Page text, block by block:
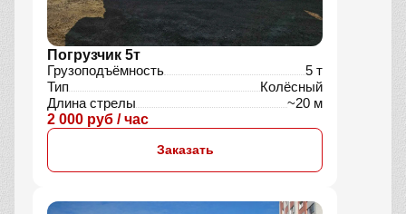
Погрузчик 5т
Грузоподъёмность
5 т
Тип
Колёсный
Длина стрелы
~20 м
2 000 руб / час
Заказать